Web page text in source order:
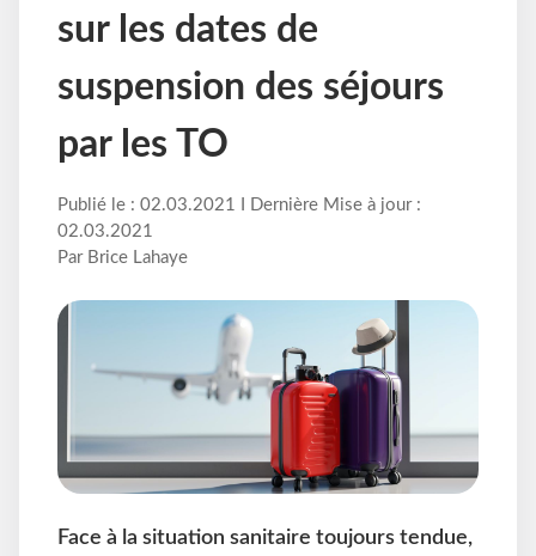
sur les dates de
suspension des séjours
par les TO
Publié le : 02.03.2021 I Dernière Mise à jour :
02.03.2021
Par Brice Lahaye
Face à la situation sanitaire toujours tendue,